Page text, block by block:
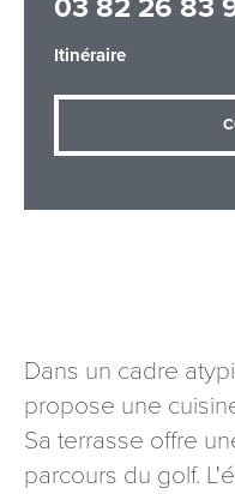
03 82 26 83
Itinéraire
Dans un cadre
propose une
Sa terrasse offre
parcours du golf.
Message*
nécessaires au
mention contraire).
rectification et
que vous pouvez
courriel à